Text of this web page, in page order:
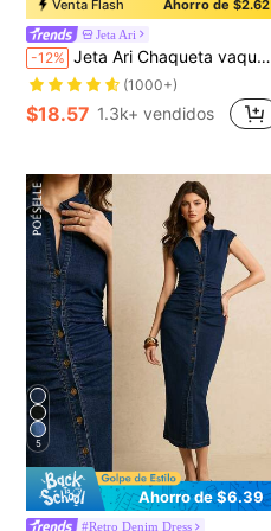
Venta Flash Ahorro de $2.62
Jeta Ari
-12% Jeta Ari Chaqueta vaquera corta de manga corta informal para vacaciones
(1000+)
$18.57 1.3k+ vendidos
5
Ahorro de $6.39
#Retro Denim Dress